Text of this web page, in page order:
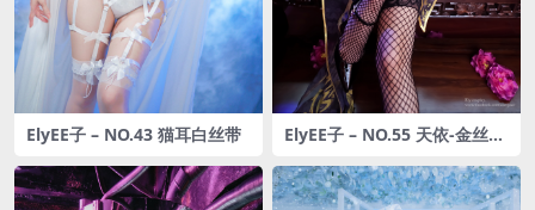
ElyEE子 – NO.43 猫耳白丝带
ElyEE子 – NO.55 天依-金丝雀